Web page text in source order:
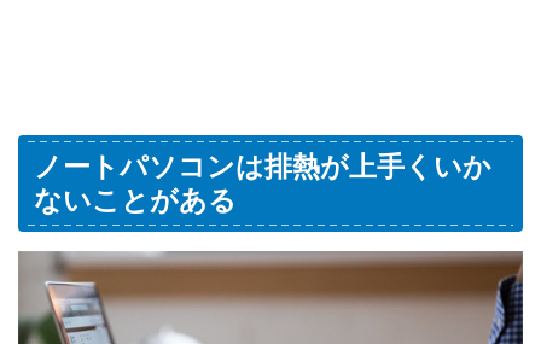
ノートパソコンは排熱が上手くいか
ないことがある